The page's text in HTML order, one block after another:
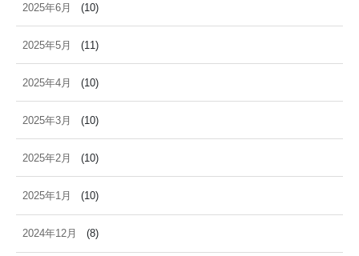
2025年6月 (10)
2025年5月 (11)
2025年4月 (10)
2025年3月 (10)
2025年2月 (10)
2025年1月 (10)
2024年12月 (8)